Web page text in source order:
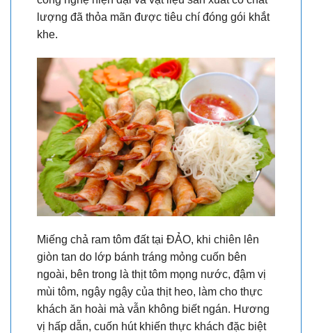
lượng đã thỏa mãn được tiêu chí đóng gói khắt
khe.
Miếng chả ram tôm đất tại ĐẢO, khi chiên lên
giòn tan do lớp bánh tráng mỏng cuốn bên
ngoài, bên trong là thịt tôm mọng nước, đậm vị
mùi tôm, ngậy ngậy của thịt heo, làm cho thực
khách ăn hoài mà vẫn không biết ngán. Hương
vị hấp dẫn, cuốn hút khiến thực khách đặc biệt